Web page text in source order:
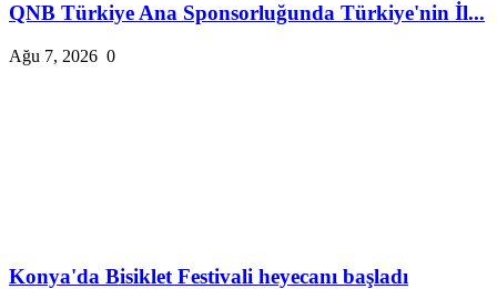
QNB Türkiye Ana Sponsorluğunda Türkiye'nin İl...
Ağu 7, 2026 0
Konya'da Bisiklet Festivali heyecanı başladı